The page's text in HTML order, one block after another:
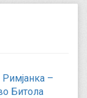
–
Битола